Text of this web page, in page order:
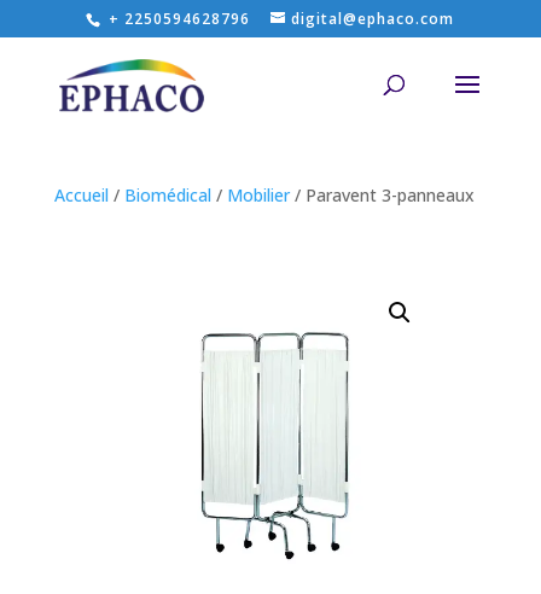
+ 2250594628796 digital@ephaco.com
Accueil / Biomédical / Mobilier/ Paravent 3-panneaux